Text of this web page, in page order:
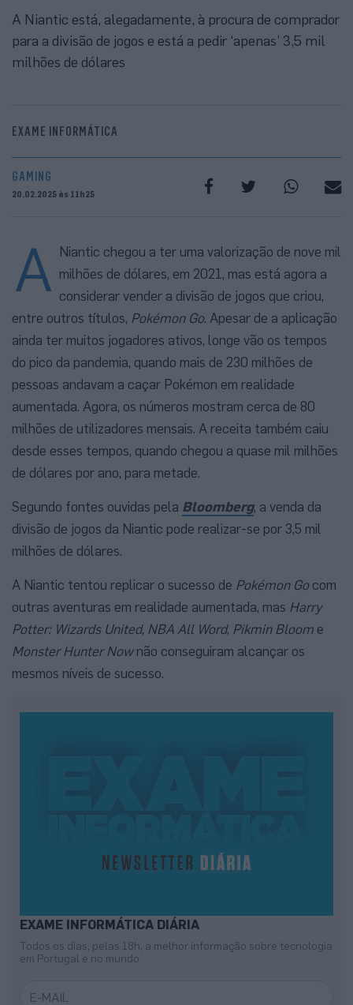
A Niantic está, alegadamente, à procura de comprador
para a divisão de jogos e está a pedir ‘apenas’ 3,5 mil
milhões de dólares
EXAME INFORMÁTICA
GAMING
20.02.2025 às 11h25
A
Niantic chegou a ter uma valorização de nove mil
milhões de dólares, em 2021, mas está agora a
considerar vender a divisão de jogos que criou,
entre outros títulos, Pokémon Go. Apesar de a aplicação
ainda ter muitos jogadores ativos, longe vão os tempos
do pico da pandemia, quando mais de 230 milhões de
pessoas andavam a caçar Pokémon em realidade
aumentada. Agora, os números mostram cerca de 80
milhões de utilizadores mensais. A receita também caiu
desde esses tempos, quando chegou a quase mil milhões
de dólares por ano, para metade.
Segundo fontes ouvidas pela Bloomberg, a venda da
divisão de jogos da Niantic pode realizar-se por 3,5 mil
milhões de dólares.
A Niantic tentou replicar o sucesso de Pokémon Go com
outras aventuras em realidade aumentada, mas Harry
Potter: Wizards United, NBA All Word, Pikmin Bloom e
Monster Hunter Nownão conseguiram alcançar os
mesmos níveis de sucesso.
EXAME INFORMÁTICA DIÁRIA
Todos os dias, pelas 18h, a melhor informação sobre tecnologia
em Portugal e no mundo